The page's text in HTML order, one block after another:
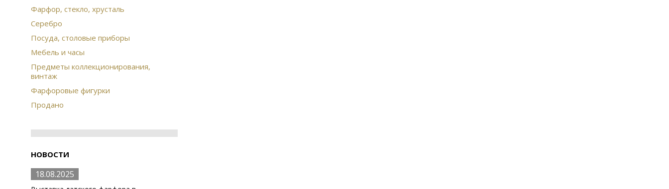
Фарфор, стекло, хрусталь
Серебро
Посуда, столовые приборы
Мебель и часы
Предметы коллекционирования,
винтаж
Фарфоровые фигурки
Продано
НОВОСТИ
18.08.2025